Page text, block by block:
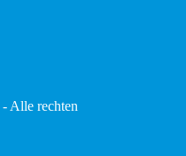
Alle rechten